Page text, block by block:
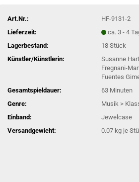
Art.Nr.:
HF-9131-2
Lieferzeit:
ca. 3 - 4
Lagerbestand: 18Stück
Künstler/Künstlerin:
Susanne
Fregnani-
Fuentes
Gesamtspieldauer:
63 Minuten
Genre:
Musik >
Einband:
Jewelcase
Versandgewicht:
0.07 kg je